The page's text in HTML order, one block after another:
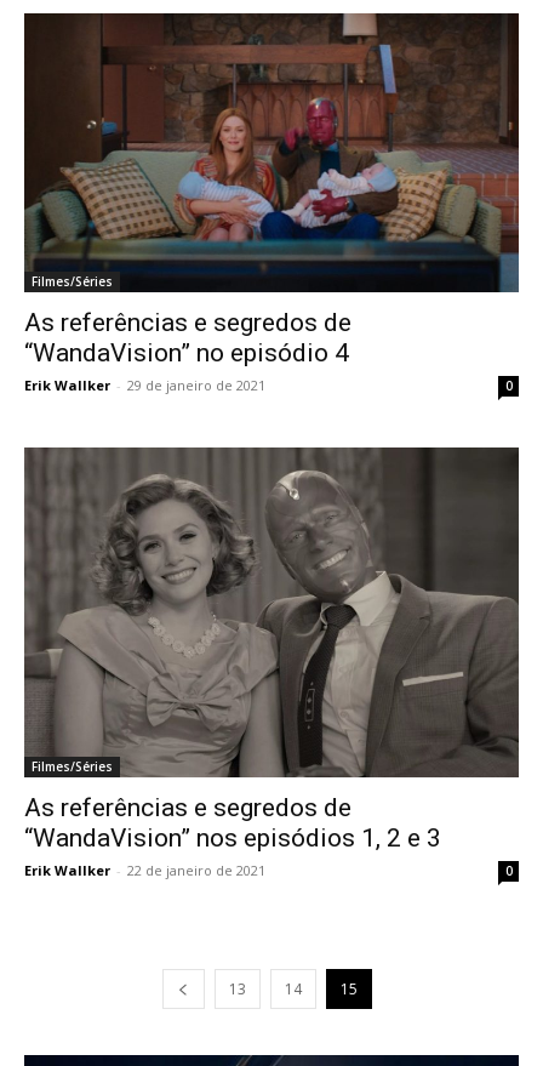
Filmes/Séries
As referências e segredos de
“WandaVision” no episódio 4
Erik Wallker - 29 de janeiro de 2021 0
Filmes/Séries
As referências e segredos de
“WandaVision” nos episódios 1, 2 e 3
Erik Wallker - 22 de janeiro de 2021 0
13 14 15